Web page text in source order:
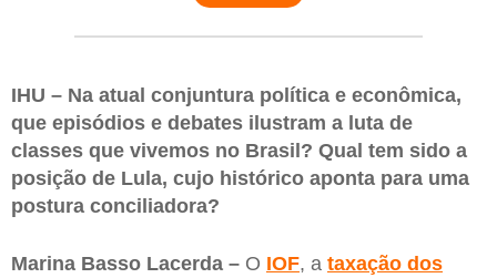
IHU – Na atual conjuntura política e econômica,
que episódios e debates ilustram a luta de
classes que vivemos no Brasil? Qual tem sido a
posição de Lula, cujo histórico aponta para uma
postura conciliadora?
Marina Basso Lacerda – O IOF, a taxação dos